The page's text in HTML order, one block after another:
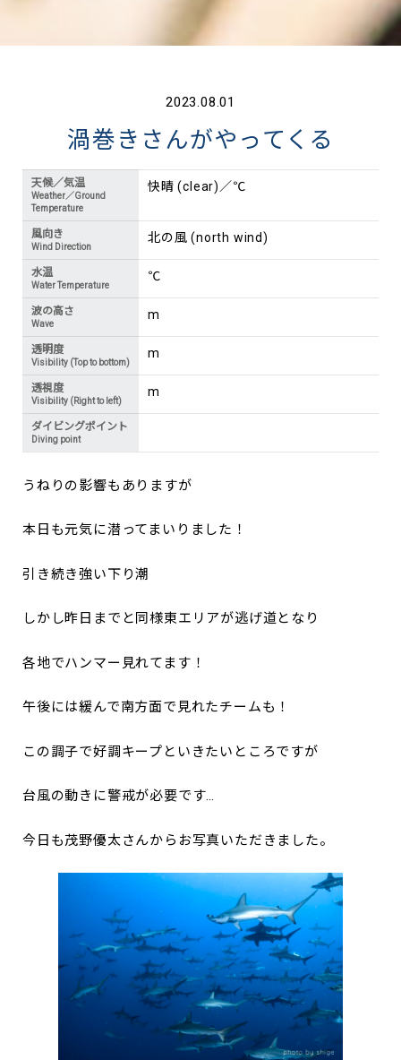
2023.08.01
渦巻きさんがやってくる
天候／気温
Weather／Ground
Temperature
快晴 (clear)／℃
風向き
Wind Direction
北の風 (north wind)
水温
Water Temperature
℃
波の高さ
Wave
m
透明度
Visibility (Top to bottom)
m
透視度
Visibility (Right to left)
m
ダイビングポイント
Diving point
うねりの影響もありますが
本日も元気に潜ってまいりました！
引き続き強い下り潮
しかし昨日までと同様東エリアが逃げ道となり
各地でハンマー見れてます！
午後には緩んで南方面で見れたチームも！
この調子で好調キープといきたいところですが
台風の動きに警戒が必要です…
今日も茂野優太さんからお写真いただきました。